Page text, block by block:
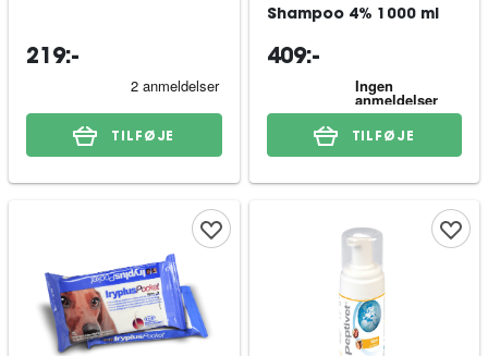
219:-
TILFØJE
Shampoo 4% 1000 ml
409:-
TILFØJE